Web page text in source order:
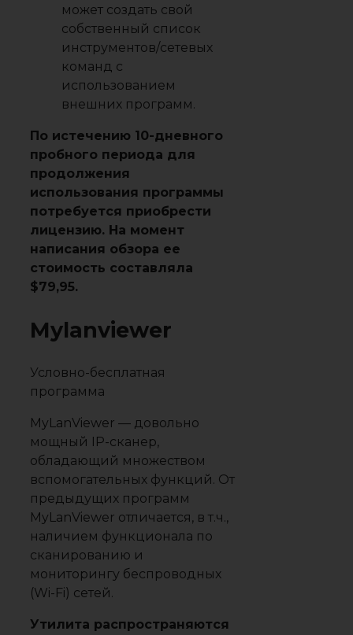
может создать свой
собственный список
инструментов/сетевых
команд с
использованием
внешних программ.
По истечению 10-дневного
пробного периода для
продолжения
использования программы
потребуется приобрести
лицензию. На момент
написания обзора ее
стоимость составляла
$79,95.
Mylanviewer
Условно-бесплатная
программа
MyLanViewer — довольно
мощный IP-сканер,
обладающий множеством
вспомогательных функций. От
предыдущих программ
MyLanViewer отличается, в т.ч.,
наличием функционала по
сканированию и
мониторингу беспроводных
(Wi-Fi) сетей.
Утилита распространяются